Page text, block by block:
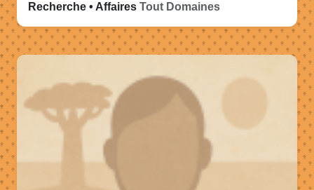
Recherche • Affaires Tout Domaines